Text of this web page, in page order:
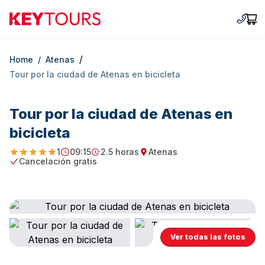
Keytours +30
Home / Atenas /
Tour por la ciudad de Atenas en bicicleta
Tour por la ciudad de Atenas en
bicicleta
5
1
Starting Time
09:15
Duration
2.5 horas
Starting point
Atenas
Free Cancellation
Cancelación gratis
Ver todas las fotos